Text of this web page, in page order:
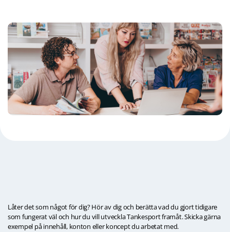
Låter det som något för dig? Hör av dig och berätta vad du gjort tidigare
som fungerat väl och hur du vill utveckla Tankesport framåt. Skicka gärna
exempel på innehåll, konton eller koncept du arbetat med.